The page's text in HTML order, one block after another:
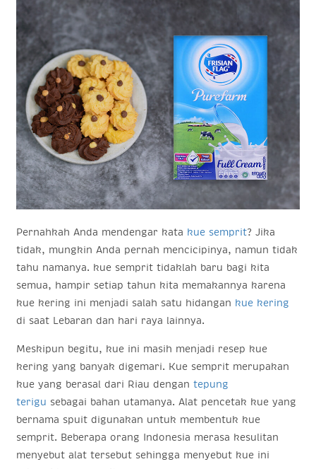
Pernahkah Anda mendengar kata kue semprit? Jika
tidak, mungkin Anda pernah mencicipinya, namun tidak
tahu namanya. kue semprit tidaklah baru bagi kita
semua, hampir setiap tahun kita memakannya karena
kue kering ini menjadi salah satu hidangan kue kering
di saat Lebaran dan hari raya lainnya.
Meskipun begitu, kue ini masih menjadi resep kue
kering yang banyak digemari. Kue semprit merupakan
kue yang berasal dari Riau dengan tepung
terigu sebagai bahan utamanya. Alat pencetak kue yang
bernama spuit digunakan untuk membentuk kue
semprit. Beberapa orang Indonesia merasa kesulitan
menyebut alat tersebut sehingga menyebut kue ini